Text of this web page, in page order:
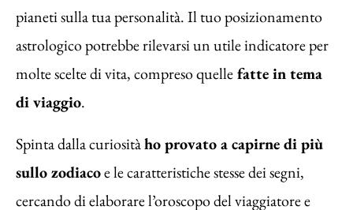
pianeti sulla tua personalità. Il tuo posizionamento
astrologico potrebbe rilevarsi un utile indicatore per
molte scelte di vita, compreso quellefatte in tema
di viaggio.
Spinta dalla curiositàho provato a capirne di più
sullo zodiacoe le caratteristiche stesse dei segni,
cercando di elaborare l’oroscopo del viaggiatore e